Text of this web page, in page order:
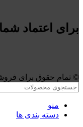
برای اعتماد
©️ تمام حقوق برای
منو
دسته بندی ها